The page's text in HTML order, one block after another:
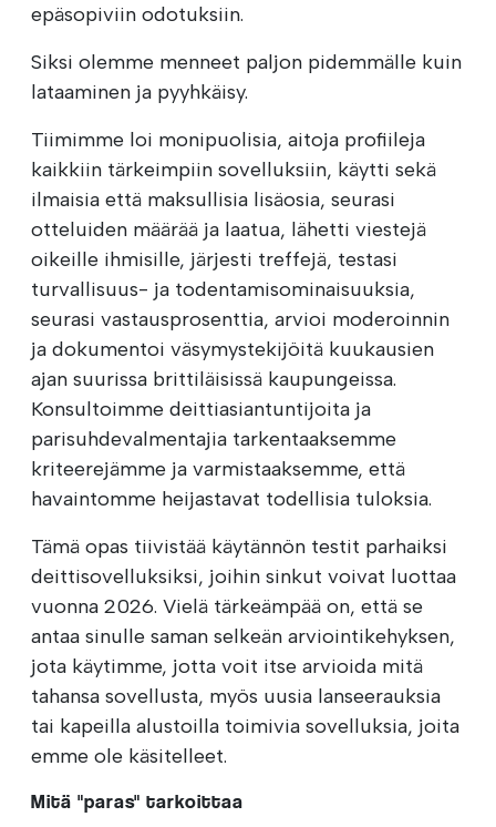
epäsopiviin odotuksiin.
Siksi olemme menneet paljon pidemmälle kuin
lataaminen ja pyyhkäisy.
Tiimimme loi monipuolisia, aitoja profiileja
kaikkiin tärkeimpiin sovelluksiin, käytti sekä
ilmaisia että maksullisia lisäosia, seurasi
otteluiden määrää ja laatua, lähetti viestejä
oikeille ihmisille, järjesti treffejä, testasi
turvallisuus- ja todentamisominaisuuksia,
seurasi vastausprosenttia, arvioi moderoinnin
ja dokumentoi väsymystekijöitä kuukausien
ajan suurissa brittiläisissä kaupungeissa.
Konsultoimme deittiasiantuntijoita ja
parisuhdevalmentajia tarkentaaksemme
kriteerejämme ja varmistaaksemme, että
havaintomme heijastavat todellisia tuloksia.
Tämä opas tiivistää käytännön testit parhaiksi
deittisovelluksiksi, joihin sinkut voivat luottaa
vuonna 2026. Vielä tärkeämpää on, että se
antaa sinulle saman selkeän arviointikehyksen,
jota käytimme, jotta voit itse arvioida mitä
tahansa sovellusta, myös uusia lanseerauksia
tai kapeilla alustoilla toimivia sovelluksia, joita
emme ole käsitelleet.
Mitä "paras" tarkoittaa